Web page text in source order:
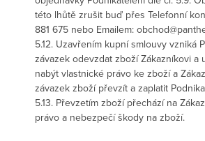
této lhůtě zrušit buď přes Telefonní
881 675 nebo Emailem:
5.12. Uzavřením kupní smlouvy vzniká
závazek odevzdat zboží Zákazníkovi a
nabýt vlastnické právo ke zboží a
závazek zboží převzít a zaplatit
5.13. Převzetím zboží přechází na
právo a nebezpečí škody na zboží.